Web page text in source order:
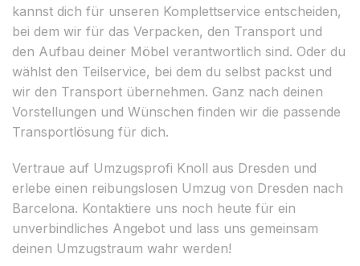
kannst dich für unseren Komplettservice entscheiden,
bei dem wir für das Verpacken, den Transport und
den Aufbau deiner Möbel verantwortlich sind. Oder du
wählst den Teilservice, bei dem du selbst packst und
wir den Transport übernehmen. Ganz nach deinen
Vorstellungen und Wünschen finden wir die passende
Transportlösung für dich.
Vertraue auf Umzugsprofi Knoll aus Dresden und
erlebe einen reibungslosen Umzug von Dresden nach
Barcelona. Kontaktiere uns noch heute für ein
unverbindliches Angebot und lass uns gemeinsam
deinen Umzugstraum wahr werden!